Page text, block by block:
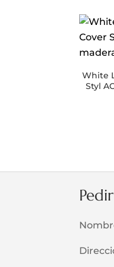
White
Styl